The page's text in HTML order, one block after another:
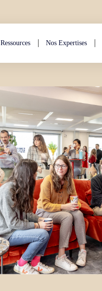
Ressources Nos Expertises